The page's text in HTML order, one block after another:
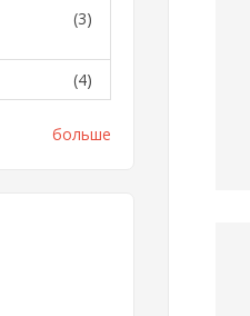
(3)
(4)
больше